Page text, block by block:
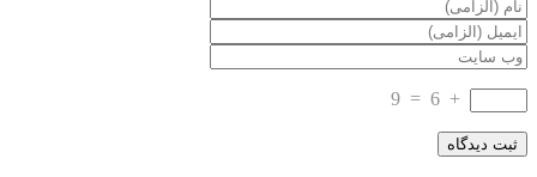
+
6
=
9